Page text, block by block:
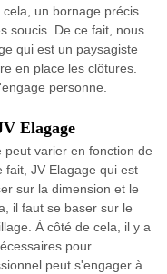
un bornage précis
soucis. De ce fait, nous
qui est un paysagiste
en place les clôtures.
personne.
Elagage
varier en fonction de
fait, JV Elagage qui est
sur la dimension et le
il faut se baser sur le
À côté de cela, il y a
pour
peut s'engager à